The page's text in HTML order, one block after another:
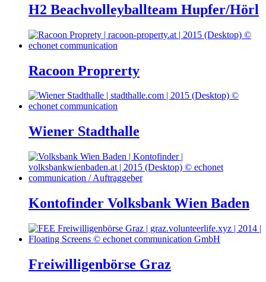
H2 Beachvolleyballteam Hupfer/Hörl
Racoon Proprerty
Wiener Stadthalle
Kontofinder Volksbank Wien Baden
Freiwilligenbörse Graz